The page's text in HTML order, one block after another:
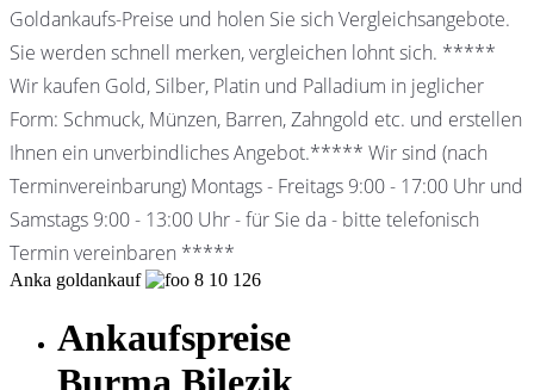
Goldankaufs-Preise und holen Sie sich Vergleichsangebote.
Sie werden schnell merken, vergleichen lohnt sich. *****
Wir kaufen Gold, Silber, Platin und Palladium in jeglicher
Form: Schmuck, Münzen, Barren, Zahngold etc. und erstellen
Ihnen ein unverbindliches Angebot.***** Wir sind (nach
Terminvereinbarung) Montags - Freitags 9:00 - 17:00 Uhr und
Samstags 9:00 - 13:00 Uhr - für Sie da - bitte telefonisch
Termin vereinbaren *****
Anka goldankauf 8 10 126
Ankaufspreise